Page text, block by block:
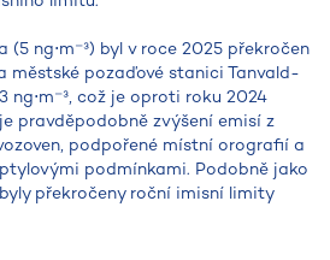
ng⋅m⁻³) byl v roce 2025 překročen
městské pozaďové stanici Tanvald-
ng⋅m⁻³, což je oproti roku 2024
pravděpodobně zvýšení emisí z
podpořené místní orografií a
podmínkami. Podobně jako
překročeny roční imisní limity